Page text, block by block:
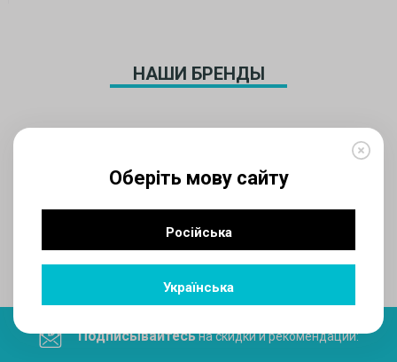
Оберіть мову сайту
Російська
Українська
НАШИ БРЕНДЫ
Поделитесь ссылкой в социальных сетях
Подписывайтесьна скидки и рекомендации: